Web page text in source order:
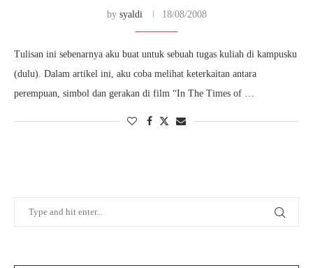
by syaldi 18/08/2008
Tulisan ini sebenarnya aku buat untuk sebuah tugas kuliah di kampusku
(dulu). Dalam artikel ini, aku coba melihat keterkaitan antara
perempuan, simbol dan gerakan di film “In The Times of …